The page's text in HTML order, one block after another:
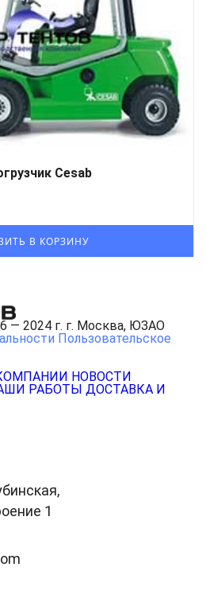
Cesab
— 2024 г. г. Москва, ЮЗАО
Пользовательское
НОВОСТИ
РАБОТЫ ДОСТАВКА И
1